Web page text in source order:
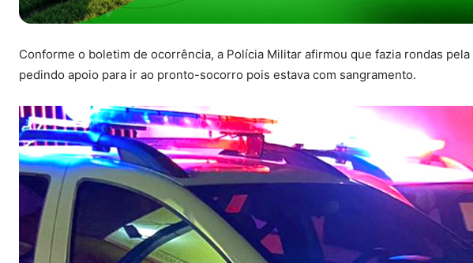
Conforme o boletim de ocorrência, a Polícia Militar afirmou que fazia rondas
pedindo apoio para ir ao pronto-socorro pois estava com sangramento.